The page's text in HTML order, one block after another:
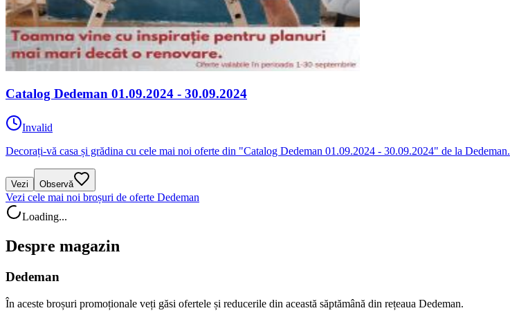
Catalog Dedeman 01.09.2024 - 30.09.2024
Invalid
Decorați-vă casa și grădina cu cele mai noi oferte din "Catalog Dedeman 01.09.2024 - 30.09.2024" de la Dedeman.
Vezi Observă
Vezi cele mai noi broșuri de oferte Dedeman
Loading...
Despre magazin
Dedeman
În aceste broșuri promoționale veți găsi ofertele și reducerile din această săptămână din rețeaua Dedeman.